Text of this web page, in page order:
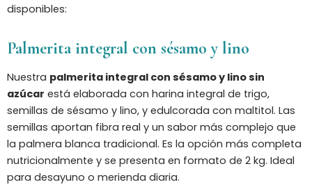
disponibles:
Palmerita integral con sésamo y lino
Nuestra palmerita integral con sésamo y lino sin
azúcar está elaborada con harina integral de trigo,
semillas de sésamo y lino, y edulcorada con maltitol. Las
semillas aportan fibra real y un sabor más complejo que
la palmera blanca tradicional. Es la opción más completa
nutricionalmente y se presenta en formato de 2 kg. Ideal
para desayuno o merienda diaria.